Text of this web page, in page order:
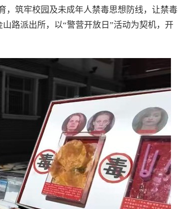
，筑牢校园及未成年人禁毒思想防线，让禁毒
路派出所，以“警营开放日”活动为契机，开